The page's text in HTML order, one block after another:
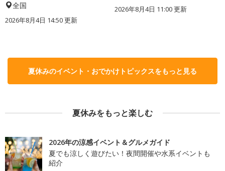
全国
2026年8月4日 14:50更新
2026年8月4日 11:00更新
夏休みのイベント・おでかけトピックスをもっと見る
夏休みをもっと楽しむ
2026年の涼感イベント＆グルメガイド
夏でも涼しく遊びたい！夜間開催や水系イベントも
紹介